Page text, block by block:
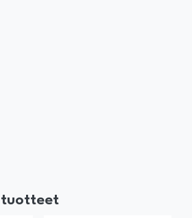
tuotteet